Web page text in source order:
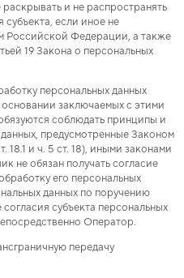
и не распространять
субъекта, если иное не
Российской Федерации, а также
19 Закона о персональных
персональных данных
заключаемых с этими
соблюдать принципы и
предусмотренные Законом
18.1 и ч. 5 ст. 18), иными законами
не обязан получать согласие
его персональных
данных по поручению
субъекта персональных
Оператор.
передачу